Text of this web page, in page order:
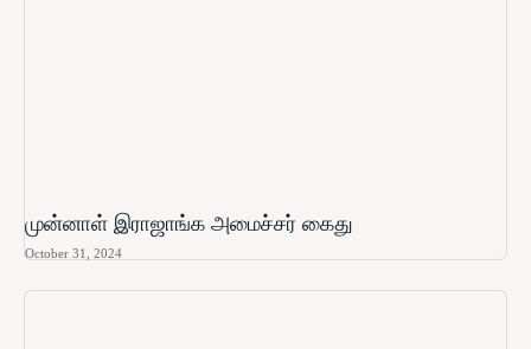
முன்னாள் இராஜாங்க அமைச்சர் கைது
October 31, 2024